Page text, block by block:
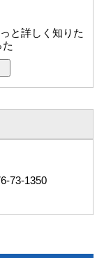
と詳しく知りた
73-1350